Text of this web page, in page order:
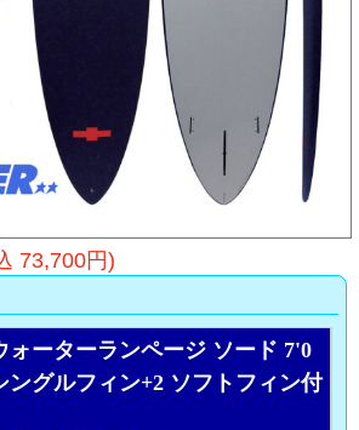
73,700円)
ォーターランページ ソード 7'0
ングルフィン+2 ソフトフィン付